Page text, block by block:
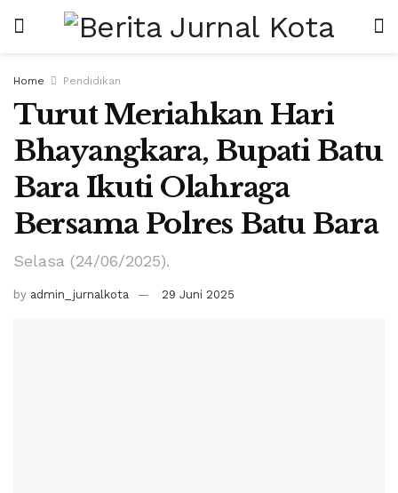
Home Pendidikan
Turut Meriahkan Hari
Bhayangkara, Bupati Batu
Bara Ikuti Olahraga
Bersama Polres Batu Bara
Selasa (24/06/2025).
by admin_jurnalkota 29 Juni 2025